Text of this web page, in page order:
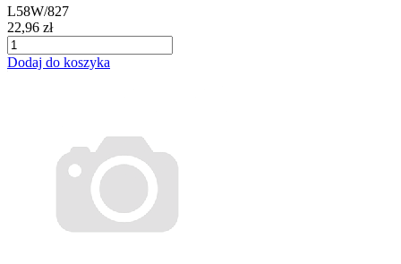
L58W/827
22,96 zł
Dodaj do koszyka